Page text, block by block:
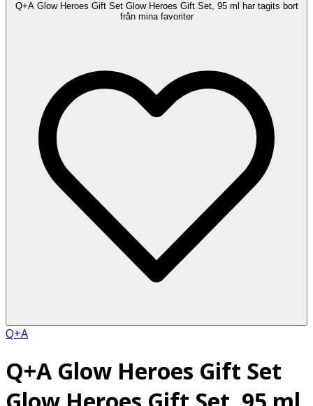
Q+A Glow Heroes Gift Set Glow Heroes Gift Set, 95 ml har tagits bort
från mina favoriter
Q+A
Q+A Glow Heroes Gift Set